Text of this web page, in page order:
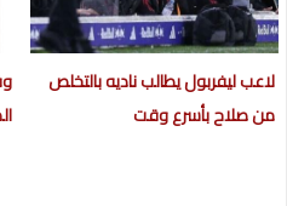
لاعب ليفربول يطالب ناديه بالتخلص
من صلاح بأسرع وقت